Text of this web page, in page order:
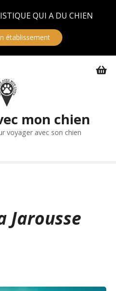
QUI A DU CHIEN
établissement
mon chien
voyager avec son chien
Jarousse